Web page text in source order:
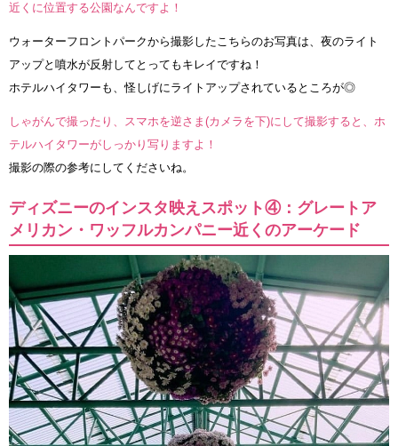
近くに位置する公園なんですよ！
ウォーターフロントパークから撮影したこちらのお写真は、夜のライト
アップと噴水が反射してとってもキレイですね！
ホテルハイタワーも、怪しげにライトアップされているところが◎
しゃがんで撮ったり、スマホを逆さま(カメラを下)にして撮影すると、ホ
テルハイタワーがしっかり写りますよ！
撮影の際の参考にしてくださいね。
ディズニーのインスタ映えスポット④：グレートア
メリカン・ワッフルカンパニー近くのアーケード